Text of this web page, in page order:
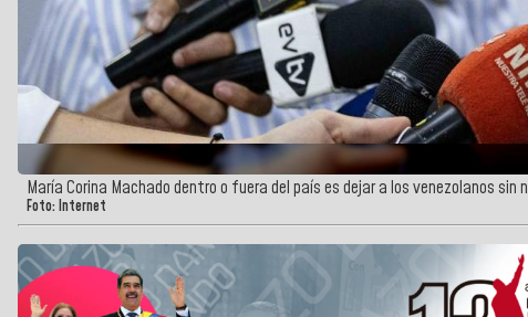
María Corina Machado dentro o fuera del país es dejar a los venezolanos sin
Foto: Internet